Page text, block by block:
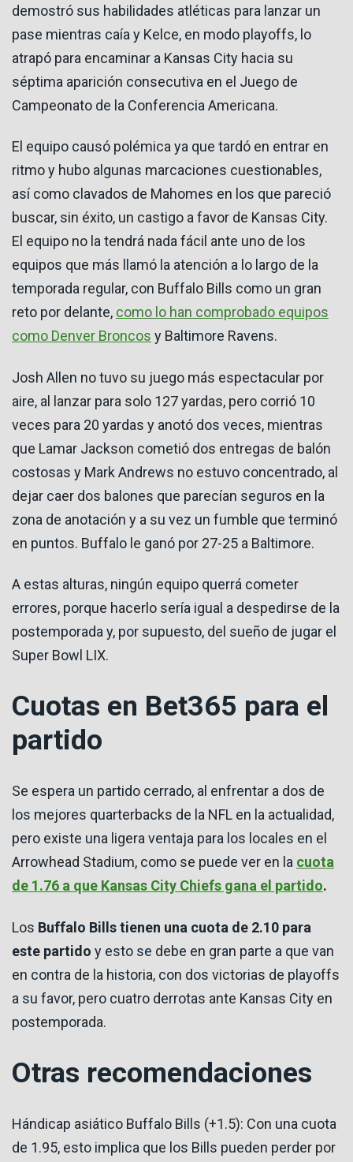
demostró sus habilidades atléticas para lanzar un
pase mientras caía y Kelce, en modo playoffs, lo
atrapó para encaminar a Kansas City hacia su
séptima aparición consecutiva en el Juego de
Campeonato de la Conferencia Americana.
El equipo causó polémica ya que tardó en entrar en
ritmo y hubo algunas marcaciones cuestionables,
así como clavados de Mahomes en los que pareció
buscar, sin éxito, un castigo a favor de Kansas City.
El equipo no la tendrá nada fácil ante uno de los
equipos que más llamó la atención a lo largo de la
temporada regular, con Buffalo Bills como un gran
reto por delante, como lo han comprobado equipos
como Denver Broncos y Baltimore Ravens.
Josh Allen no tuvo su juego más espectacular por
aire, al lanzar para solo 127 yardas, pero corrió 10
veces para 20 yardas y anotó dos veces, mientras
que Lamar Jackson cometió dos entregas de balón
costosas y Mark Andrews no estuvo concentrado, al
dejar caer dos balones que parecían seguros en la
zona de anotación y a su vez un fumble que terminó
en puntos. Buffalo le ganó por 27-25 a Baltimore.
A estas alturas, ningún equipo querrá cometer
errores, porque hacerlo sería igual a despedirse de la
postemporada y, por supuesto, del sueño de jugar el
Super Bowl LIX.
Cuotas en Bet365 para el
partido
Se espera un partido cerrado, al enfrentar a dos de
los mejores quarterbacks de la NFL en la actualidad,
pero existe una ligera ventaja para los locales en el
Arrowhead Stadium, como se puede ver en la cuota
de 1.76 a que Kansas City Chiefs gana el partido.
Los Buffalo Bills tienen una cuota de 2.10 para
este partido y esto se debe en gran parte a que van
en contra de la historia, con dos victorias de playoffs
a su favor, pero cuatro derrotas ante Kansas City en
postemporada.
Otras recomendaciones
Hándicap asiático Buffalo Bills (+1.5): Con una cuota
de 1.95, esto implica que los Bills pueden perder por